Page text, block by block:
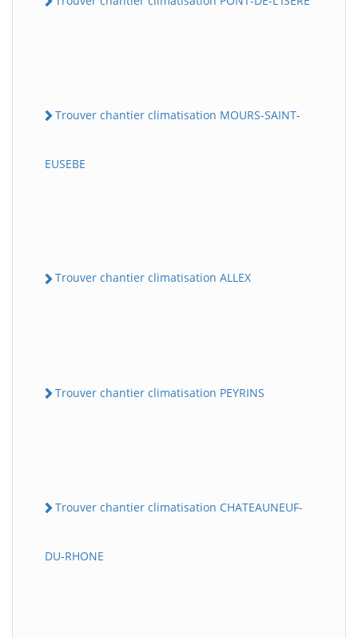
Trouver chantier climatisation MOURS-SAINT-
EUSEBE
Trouver chantier climatisation ALLEX
Trouver chantier climatisation PEYRINS
Trouver chantier climatisation CHATEAUNEUF-
DU-RHONE